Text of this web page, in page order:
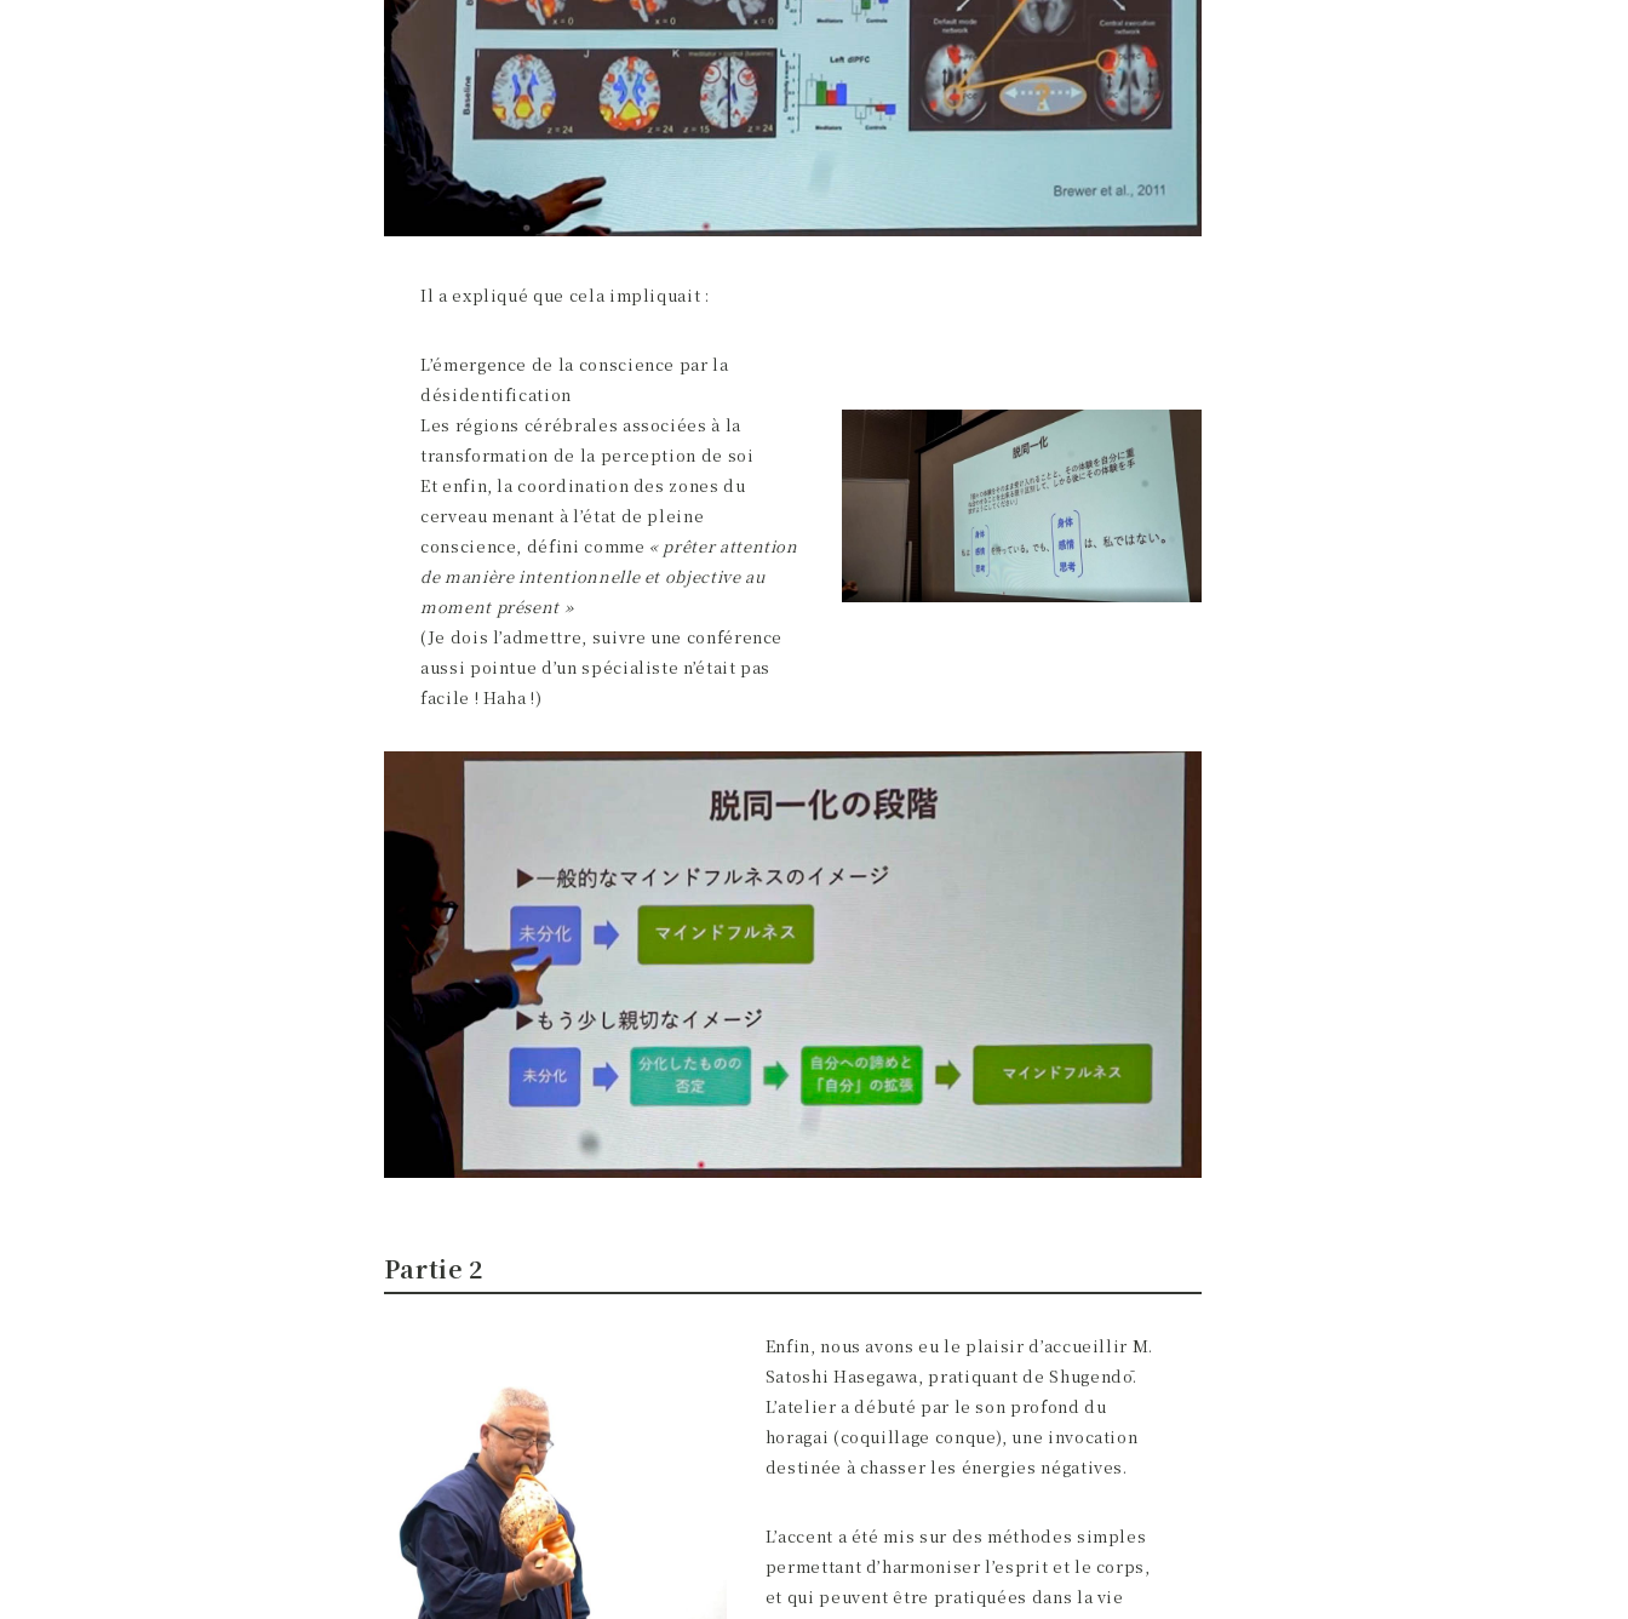
Il a expliqué que cela impliquait :
L’émergence de la conscience par la
désidentification
Les régions cérébrales associées à la
transformation de la perception de soi
Et enfin, la coordination des zones du
cerveau menant à l’état de pleine
conscience, défini comme « prêter attention
de manière intentionnelle et objective au
moment présent »
(Je dois l’admettre, suivre une conférence
aussi pointue d’un spécialiste n’était pas
facile ! Haha !)
Partie 2
Enfin, nous avons eu le plaisir d’accueillir M.
Satoshi Hasegawa, pratiquant de Shugendō.
L’atelier a débuté par le son profond du
horagai (coquillage conque), une invocation
destinée à chasser les énergies négatives.
L’accent a été mis sur des méthodes simples
permettant d’harmoniser l’esprit et le corps,
et qui peuvent être pratiquées dans la vie